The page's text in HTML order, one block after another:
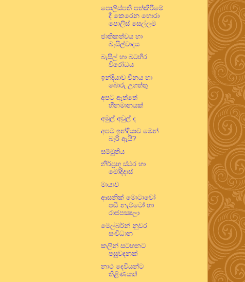
පොලිස්පති පත්කිරීමේ
දී කෙරෙන හොරා
පොලිස් සෙල්ලම
ජාතිකත්වය හා
බැසිල්වාදය
බැසිල් හා බටහිර
විරෝධය
ඉන්දියාව චීනය හා
බොරු උගත්තු
අපට ඇත්තේ
හීනමානයක්
අමුල් අවුල් ද
අපට ඉන්දියාව මෙන්
බැරි ඇයි?
සම්මුතිය
නිර්ප්‍රභූ ස්ථර හා
මෝදිදාස්
මායාව
ආසනික් මොටාවෝ
පඬි නැට්ටෝ හා
රාජපක්‍ෂලා
මෙල්බර්න් නුවර
සංවිධාන
කලින් සටහනට
පසුවදනක්
නාථ දෙවියන්ට
තිළිණයක්